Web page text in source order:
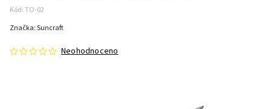
Kód:TO-02
Neohodnoceno
Značka:Suncraft